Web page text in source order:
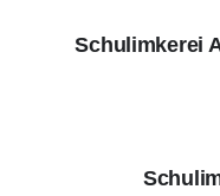
Schulimkerei